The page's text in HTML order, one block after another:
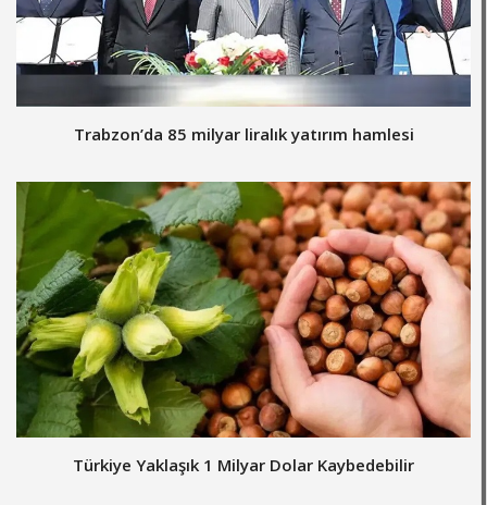
Trabzon’da 85 milyar liralık yatırım hamlesi
Türkiye Yaklaşık 1 Milyar Dolar Kaybedebilir